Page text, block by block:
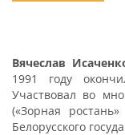
Вячеслав
1991 году
Участвовал во
(«Зорная
Белорусского